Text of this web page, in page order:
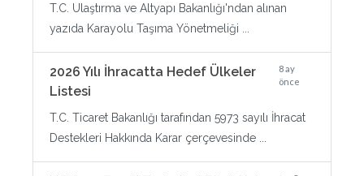
T.C. Ulaştırma ve Altyapı Bakanlığı'ndan alınan
yazıda Karayolu Taşıma Yönetmeliği ...
2026 Yılı İhracatta Hedef Ülkeler
Listesi
8 ay
önce
T.C. Ticaret Bakanlığı tarafından 5973 sayılı İhracat
Destekleri Hakkında Karar çerçevesinde ...